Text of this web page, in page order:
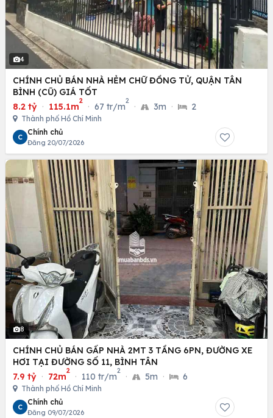
4
CHÍNH CHỦ BÁN NHÀ HẺM CHỮ ĐỒNG TỬ, QUẬN TÂN
BÌNH (CŨ) GIÁ TỐT
8.2 tỷ · 115.1m
2
· 67 tr/m
2
· 3m · 2
Thành phố Hồ Chí Minh
C
Chính chủ
Đăng 20/07/2026
8
CHÍNH CHỦ BÁN GẤP NHÀ 2MT 3 TẦNG 6PN, ĐƯỜNG XE
HƠI TẠI ĐƯỜNG SỐ 11, BÌNH TÂN
7.9 tỷ · 72m
2
· 110 tr/m
2
· 5m · 6
Thành phố Hồ Chí Minh
C
Chính chủ
Đăng 09/07/2026